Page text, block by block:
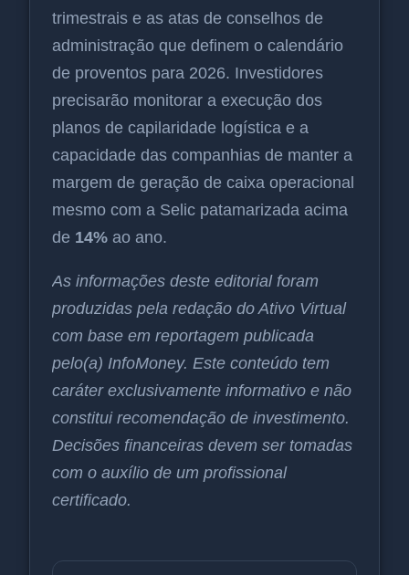
trimestrais e as atas de conselhos de
administração que definem o calendário
de proventos para 2026. Investidores
precisarão monitorar a execução dos
planos de capilaridade logística e a
capacidade das companhias de manter a
margem de geração de caixa operacional
mesmo com a Selic patamarizada acima
de 14% ao ano.
As informações deste editorial foram
produzidas pela redação do Ativo Virtual
com base em reportagem publicada
pelo(a) InfoMoney. Este conteúdo tem
caráter exclusivamente informativo e não
constitui recomendação de investimento.
Decisões financeiras devem ser tomadas
com o auxílio de um profissional
certificado.